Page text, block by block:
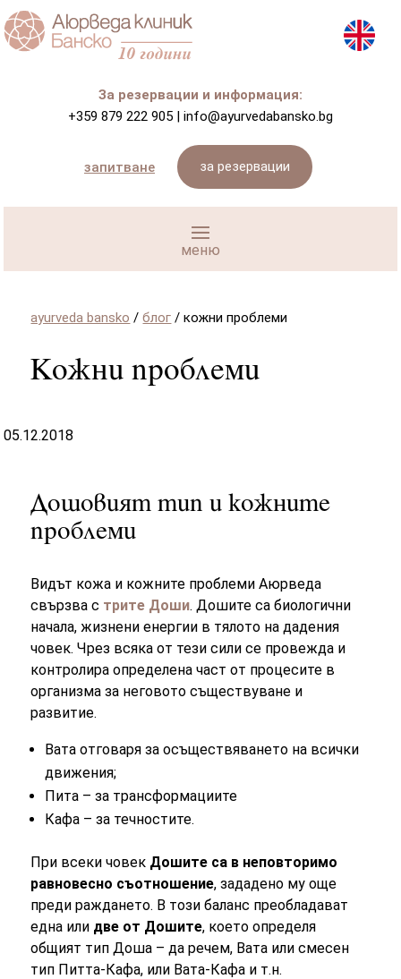
За резервации и информация:
+359 879 222 905 | info@ayurvedabansko.bg
запитване за резервации
ayurveda bansko /блог /кожни проблеми
Кожни проблеми
05.12.2018
Дошовият тип и кожните
проблеми
Видът кожа и кожните проблеми Аюрведа
свързва с трите Доши. Дошите са биологични
начала, жизнени енергии в тялото на дадения
човек. Чрез всяка от тези сили се провежда и
контролира определена част от процесите в
организма за неговото съществуване и
развитие.
Вата отговаря за осъществяването на всички
движения;
Пита – за трансформациите
Кафа – за течностите.
При всеки човек Дошите са в неповторимо
равновесно съотношение, зададено му още
преди раждането. В този баланс преобладават
една или две от Дошите, което определя
общият тип Доша – да речем, Вата или смесен
тип Питта-Кафа, или Вата-Кафа и т.н.